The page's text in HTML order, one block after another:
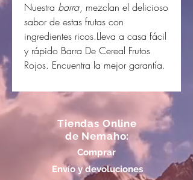
Nuestra barra, mezclan el delicioso
sabor de estas frutas con
ingredientes ricos.Lleva a casa fácil
y rápido Barra De Cereal Frutos
Rojos. Encuentra la mejor garantía.
Tiendas Online
de Nemaho:
Comprar
Envío y devoluciones